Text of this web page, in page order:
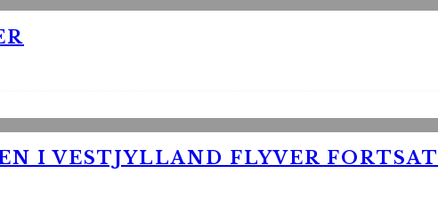
I VESTJYLLAND FLYVER